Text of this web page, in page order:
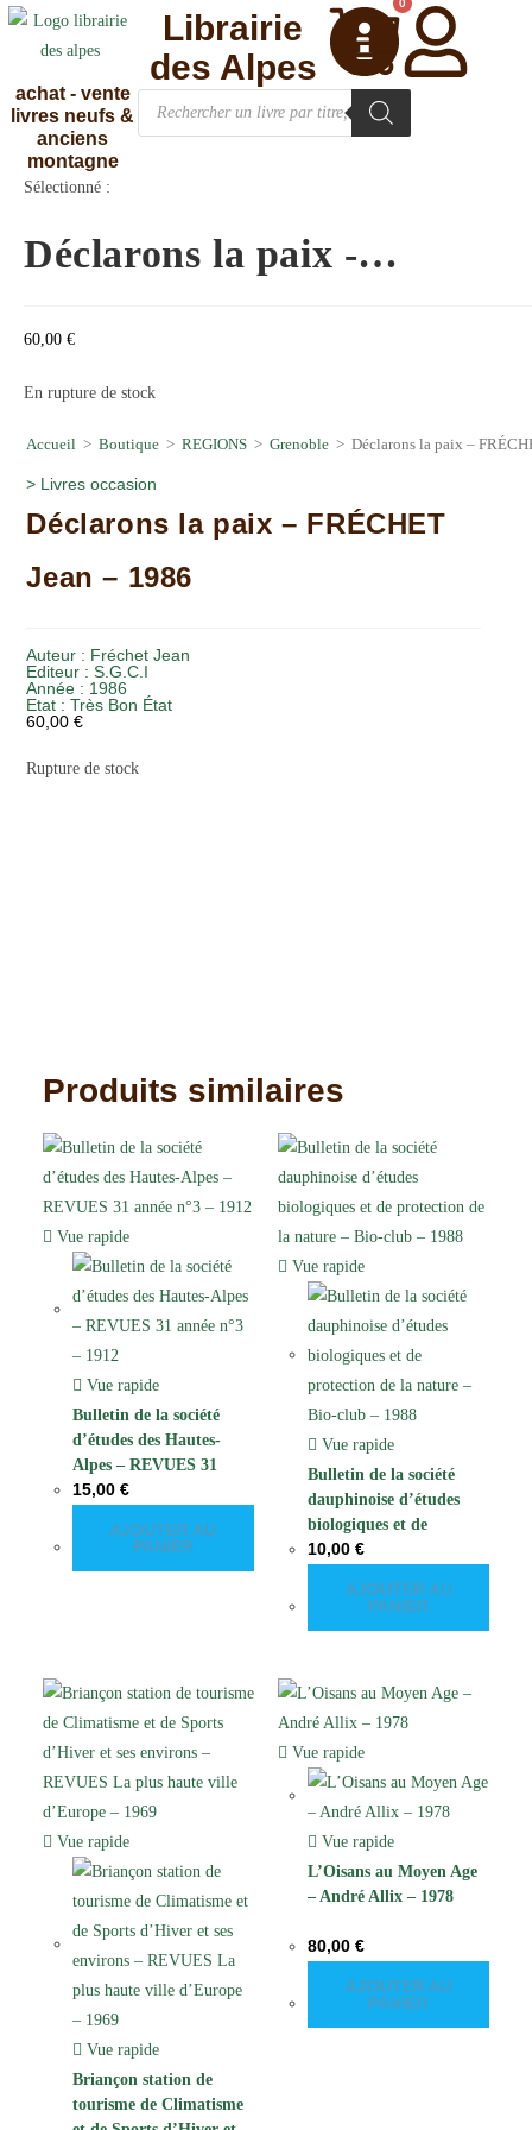
achat - vente
livres neufs &
anciens
montagne
0
Librairie
des Alpes
Sélectionné :
Déclarons la paix -…
60,00 €
En rupture de stock
Accueil > Boutique > REGIONS > Grenoble > Déclarons la paix –
> Livres occasion
Déclarons la paix – FRÉCHET
Jean – 1986
Auteur : Fréchet Jean
Editeur :S.G.C.I
Année : 1986
Etat :Très Bon État
60,00€
Rupture de stock
Produits similaires
Vue rapide
Vue rapide
Bulletin de la société
d’études des Hautes-
Alpes – REVUES 31
année n°3 – 1912
15,00 €
AJOUTER AU
PANIER
Vue rapide
Vue rapide
Bulletin de la société
dauphinoise d’études
biologiques et de
protection de la nature –
10,00 €
AJOUTER AU
PANIER
Vue rapide
Vue rapide
Briançon station de
tourisme de Climatisme
Vue rapide
Vue rapide
L’Oisans au Moyen Age
– André Allix – 1978
80,00 €
AJOUTER AU
PANIER